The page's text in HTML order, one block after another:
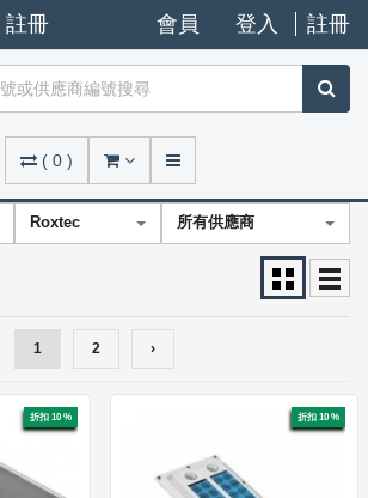
註冊 會員 登入 註冊
( 0 )
Roxtec 所有供應商
1 2 ›
折扣 10 % 折扣 10 %